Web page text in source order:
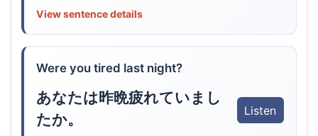
View sentence details
Were you tired last night?
あなたは昨晩疲れていまし
たか。
Listen